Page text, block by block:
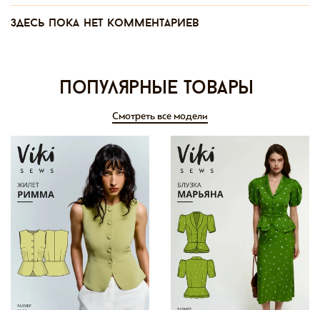
Здесь пока нет комментариев
Популярные товары
Смотреть все модели